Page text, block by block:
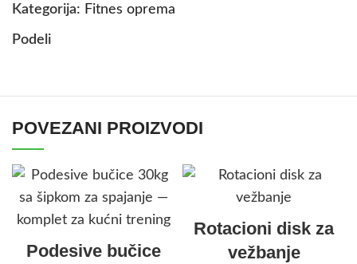
Kategorija: Fitnes oprema
Podeli
POVEZANI PROIZVODI
Podesive bučice
Rotacioni disk za
vežbanje